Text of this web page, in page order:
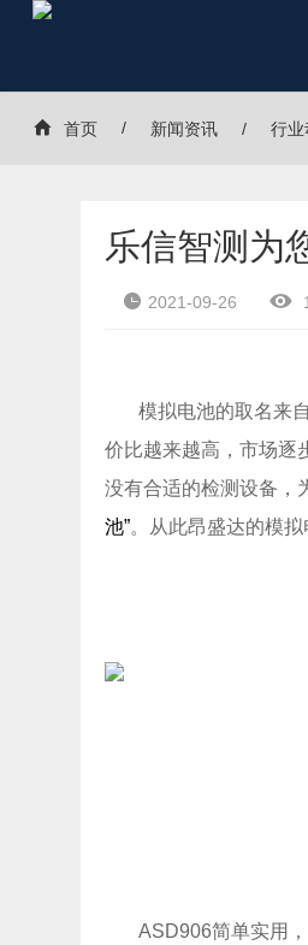
首页 新闻资讯 行业
乐信智测为
2021-09-26
模拟电池的取名来
价比越来越高，市场逐
没有合适的检测设备，
池”。从此昂盛达的模
ASD906简单实用